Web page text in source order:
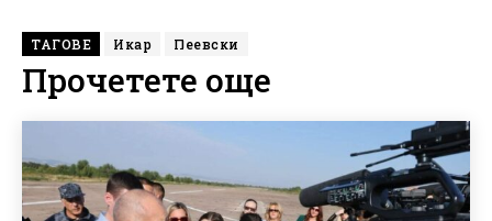
ТАГОВЕ Икар Пеевски
Прочетете още